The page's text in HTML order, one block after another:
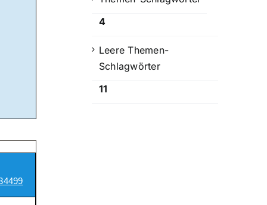
4
Leere Themen-
Schlagwörter
11